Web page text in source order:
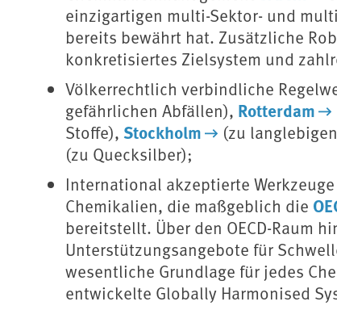
einzigartigen multi-Sektor- und
bereits bewährt hat. Zusätzliche
konkretisiertes Zielsystem und
Völkerrechtlich verbindliche
gefährlichen Abfällen), Rotterdam
Stoffe), Stockholm (zu
(zu Quecksilber);
International akzeptierte
Chemikalien, die maßgeblich die
bereitstellt. Über den OECD-Raum
Unterstützungsangebote für
wesentliche Grundlage für jedes
entwickelte Globally Harmonised